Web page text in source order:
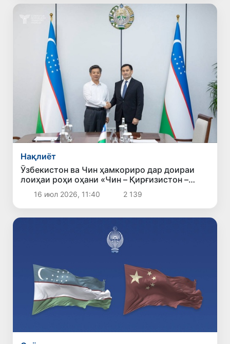
Нақлиёт
Ӯзбекистон ва Чин ҳамкориро дар доираи
лоиҳаи роҳи оҳани «Чин – Қирғизистон –
Ӯзбекистон» густариш медиҳанд
16 июл 2026, 11:40 2 139